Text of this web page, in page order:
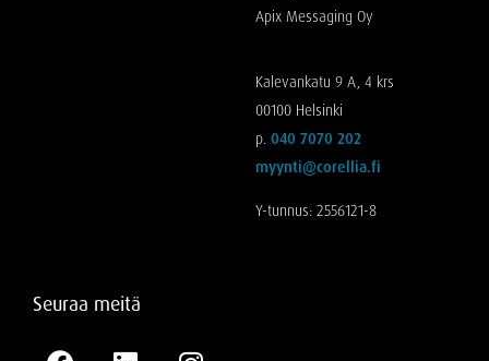
Apix Messaging Oy
Kalevankatu 9 A, 4 krs
00100 Helsinki
p. 040 7070 202
myynti@corellia.fi
Y-tunnus: 2556121-8
Seuraa meitä